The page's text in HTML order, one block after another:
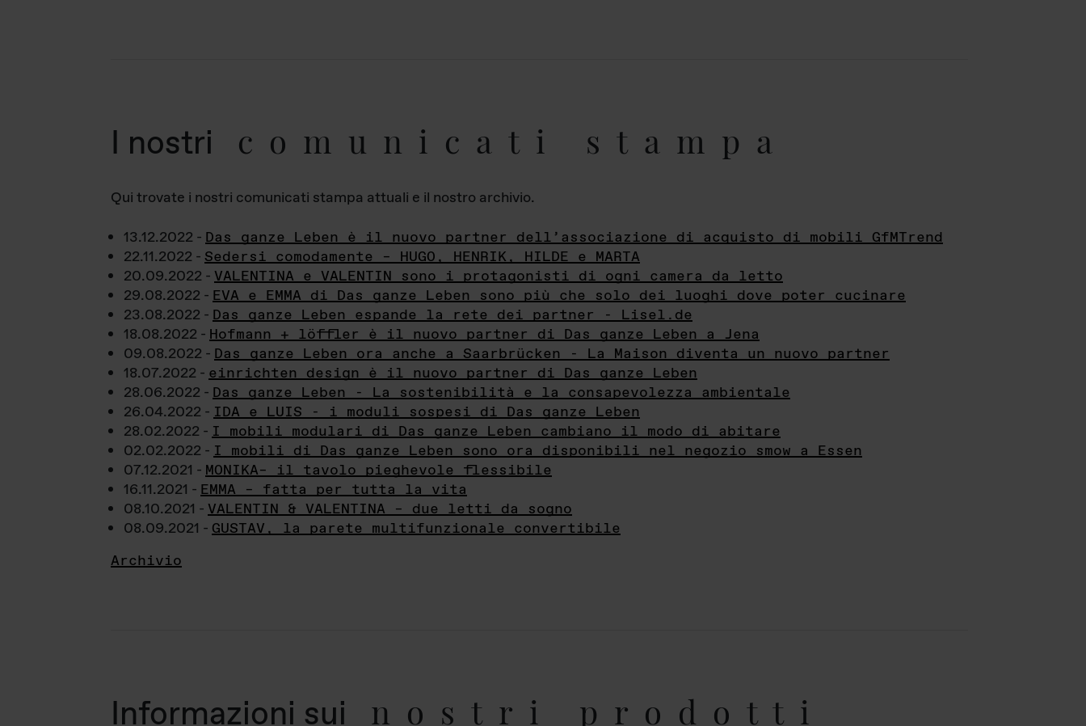
I nostri comunicati stampa
Qui trovate i nostri comunicati stampa attuali e il nostro archivio.
13.12.2022 - Das ganze Leben è il nuovo partner dell’associazione di acquisto di mobili GfMTrend
22.11.2022 - Sedersi comodamente – HUGO, HENRIK, HILDE e MARTA
20.09.2022 - VALENTINA e VALENTIN sono i protagonisti di ogni camera da letto
29.08.2022 - EVA e EMMA di Das ganze Leben sono più che solo dei luoghi dove poter cucinare
23.08.2022 - Das ganze Leben espande la rete dei partner - Lisel.de
18.08.2022 - Hofmann + löffler è il nuovo partner di Das ganze Leben a Jena
09.08.2022 - Das ganze Leben ora anche a Saarbrücken - La Maison diventa un nuovo partner
18.07.2022 - einrichten design è il nuovo partner di Das ganze Leben
28.06.2022 - Das ganze Leben - La sostenibilità e la consapevolezza ambientale
26.04.2022 - IDA e LUIS - i moduli sospesi di Das ganze Leben
28.02.2022 - I mobili modulari di Das ganze Leben cambiano il modo di abitare
02.02.2022 - I mobili di Das ganze Leben sono ora disponibili nel negozio smow a Essen
07.12.2021 - MONIKA– il tavolo pieghevole flessibile
16.11.2021 - EMMA – fatta per tutta la vita
08.10.2021 - VALENTIN & VALENTINA – due letti da sogno
08.09.2021 - GUSTAV, la parete multifunzionale convertibile
Archivio
Informazioni sui nostri prodotti